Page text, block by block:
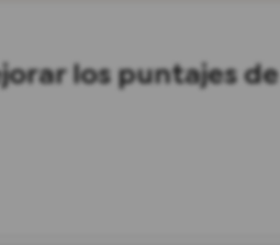
los puntajes de